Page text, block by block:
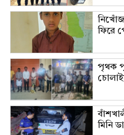
নিখোঁজ
ফিরে
পৃথক
মিনি